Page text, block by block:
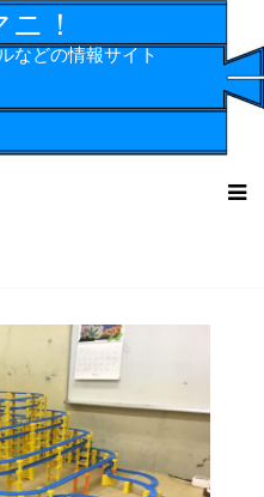
！
などの情報サイト